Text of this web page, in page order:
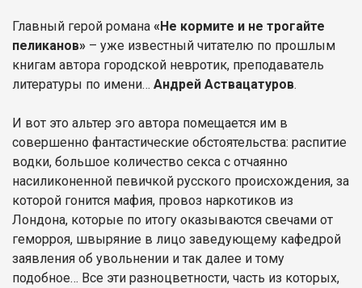
Главный герой романа «Не кормите и не трогайте
пеликанов» – уже известный читателю по прошлым
книгам автора городской невротик, преподаватель
литературы по имени… Андрей Аствацатуров.
И вот это альтер эго автора помещается им в
совершенно фантастические обстоятельства: распитие
водки, большое количество секса с отчаянно
насиликоненной певичкой русского происхождения, за
которой гонится мафия, провоз наркотиков из
Лондона, которые по итогу оказываются свечами от
геморроя, швыряние в лицо заведующему кафедрой
заявления об увольнении и так далее и тому
подобное… Все эти разноцветности, часть из которых,